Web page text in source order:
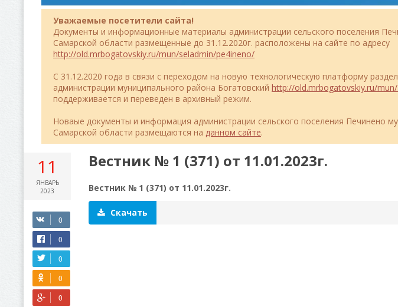
Уважаемые посетители сайта!
Документы и информационные материалы администрации сельского поселения
Самарской области размещенные до 31.12.2020г. расположены на сайте по адресу
http://old.mrbogatovskiy.ru/mun/seladmin/pe4ineno/
C 31.12.2020 года в связи с переходом на новую технологическую платформу
администрации муниципального района Богатовский http://old.mrbogatovskiy.ru/
поддерживается и переведен в архивный режим.
Новаые документы и информация администрации сельского поселения Печинено
Самарской области размещаются на данном сайте.
11
ЯНВАРЬ
2023
Вестник № 1 (371) от 11.01.2023г.
Вестник № 1 (371) от 11.01.2023г.
Скачать